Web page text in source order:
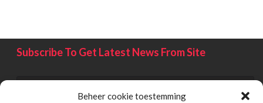
Beheer cookie toestemming
Subscribe To Get Latest News From Site